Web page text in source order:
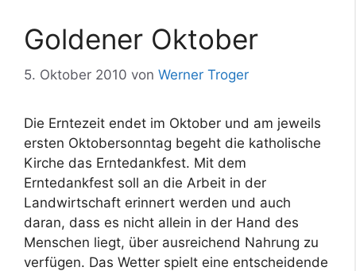
Goldener Oktober
5. Oktober 2010 von Werner Troger
Die Erntezeit endet im Oktober und am jeweils
ersten Oktobersonntag begeht die katholische
Kirche das Erntedankfest. Mit dem
Erntedankfest soll an die Arbeit in der
Landwirtschaft erinnert werden und auch
daran, dass es nicht allein in der Hand des
Menschen liegt, über ausreichend Nahrung zu
verfügen. Das Wetter spielt eine entscheidende